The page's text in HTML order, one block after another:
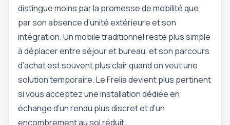
distingue moins par la promesse de mobilité que
par son absence d’unité extérieure et son
intégration. Un mobile traditionnel reste plus simple
à déplacer entre séjour et bureau, et son parcours
d’achat est souvent plus clair quand on veut une
solution temporaire. Le Frelia devient plus pertinent
si vous acceptez une installation dédiée en
échange d’un rendu plus discret et d’un
encombrement au sol réduit.